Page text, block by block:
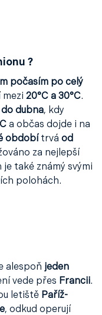
?
počasím po celý
20°C a 30°C.
dubna, kdy
a občas dojde i na
období trvá od
za nejlepší
také známý svými
polohách.
alespoň jeden
vede přes Francii.
letiště Paříž-
, odkud operují